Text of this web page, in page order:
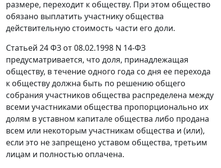
размере, переходит к обществу. При этом общество
обязано выплатить участнику общества
действительную стоимость части его доли.
Статьей 24ФЗ от 08.02.1998 N 14-ФЗ
предусматривается, что доля, принадлежащая
обществу, в течение одного года со дня ее перехода
к обществу должна быть по решению общего
собрания участников общества распределена между
всеми участниками общества пропорционально их
долям в уставном капитале общества либо продана
всем или некоторым участникам общества и (или),
если это не запрещено уставом общества, третьим
лицам и полностью оплачена.